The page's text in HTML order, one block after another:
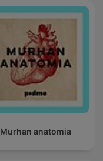
Murhan anatomia